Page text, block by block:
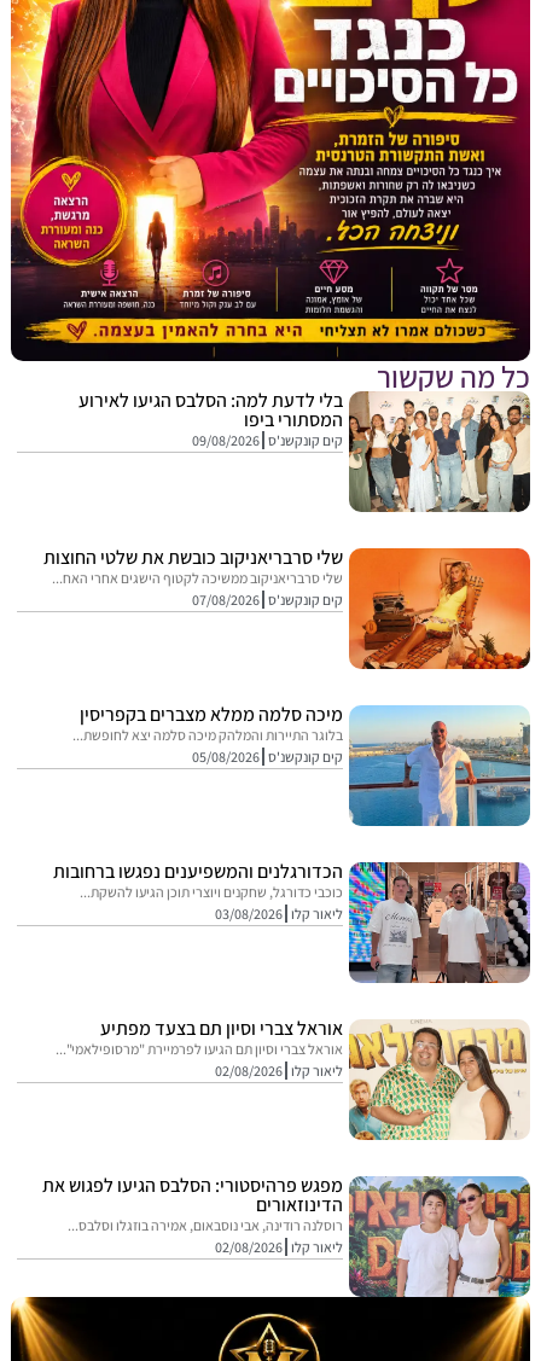
שקשור
בלי לדעת למה: הסלבס הגיעו לאירוע
המסתורי ביפו
קים קונקשנ'ס 09/08/2026
שלי סרבריאניקוב כובשת את שלטי החוצות
שלי סרבריאניקוב ממשיכה לקטוף הישגים אחרי האח...
קים קונקשנ'ס 07/08/2026
מיכה סלמה ממלא מצברים בקפריסין
בלוגר התיירות והמלהק מיכה סלמה יצא לחופשת...
קים קונקשנ'ס 05/08/2026
הכדורגלנים והמשפיענים נפגשו ברחובות
כוכבי כדורגל, שחקנים ויוצרי תוכן הגיעו להשקת...
ליאור קלו 03/08/2026
אוראל צברי וסיון תם בצעד מפתיע
אוראל צברי וסיון תם הגיעו לפרמיירת "מרסופילאמי"...
ליאור קלו 02/08/2026
מפגש פרהיסטורי: הסלבס הגיעו לפגוש את
הדינוזאורים
רוסלנה רודינה, אבי נוסבאום, אמירה בוזגלו וסלבס...
ליאור קלו 02/08/2026